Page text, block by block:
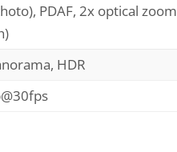
PDAF, 2x optical zoom
HDR